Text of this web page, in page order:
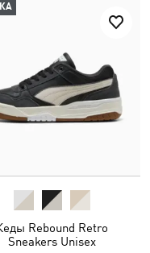
Rebound Retro
Sneakers Unisex